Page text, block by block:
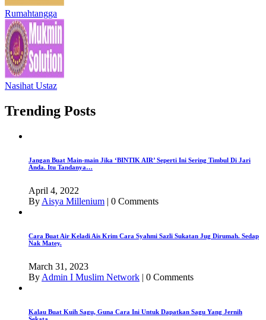
Rumahtangga
Nasihat Ustaz
Trending Posts
Jangan Buat Main-main Jika ‘BINTIK AIR’ Seperti Ini Sering Timbul Di Jari
Anda. Itu Tandanya…
April 4, 2022
By Aisya Millenium | 0 Comments
Cara Buat Air Keladi Ais Krim Cara Syahmi Sazli Sukatan Jug Dirumah. Sedap
Nak Matey.
March 31, 2023
By Admin I Muslim Network | 0 Comments
Kalau Buat Kuih Sagu, Guna Cara Ini Untuk Dapatkan Sagu Yang Jernih
Sekata.